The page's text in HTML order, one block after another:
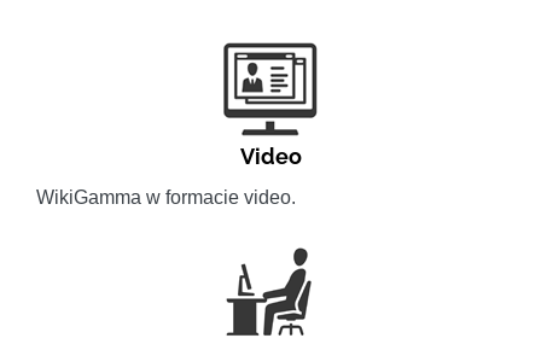
Video
WikiGamma w formacie video.